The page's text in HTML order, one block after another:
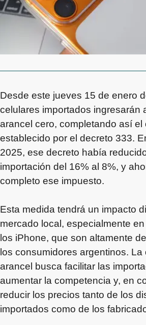
Desde este jueves 15 de enero
celulares importados ingresarán
arancel cero, completando así el
establecido por el decreto 333.
2025, ese decreto había
importación del 16% al 8%, y
completo ese impuesto.
Esta medida tendrá un impacto
mercado local, especialmente
los iPhone, que son altamente
los consumidores argentinos. La
arancel busca facilitar las
aumentar la competencia y, en
reducir los precios tanto de los
importados como de los